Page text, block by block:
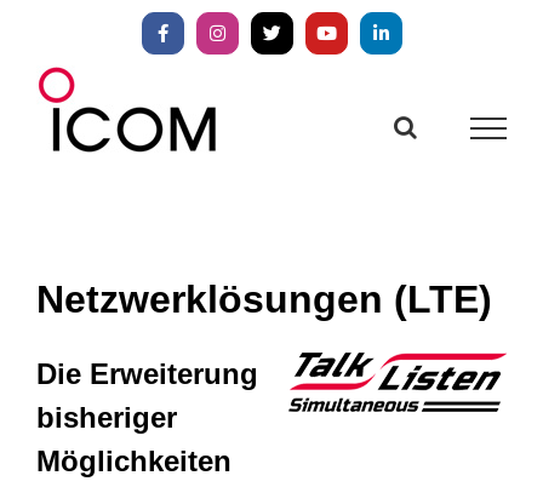
springen
FacebookInstagram
X YouTubeLinkedIn
Netzwerklösungen (LTE)
Die Erweiterung
bisheriger
Möglichkeiten